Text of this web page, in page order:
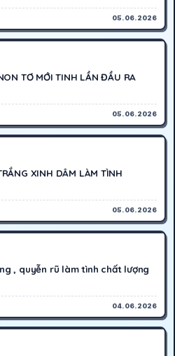
05.06.2026
TƠ MỚI TINH LẦN ĐẦU RA
05.06.2026
XINH DÂM LÀM TÌNH
05.06.2026
, quyễn rũ làm tình chất lượng
04.06.2026